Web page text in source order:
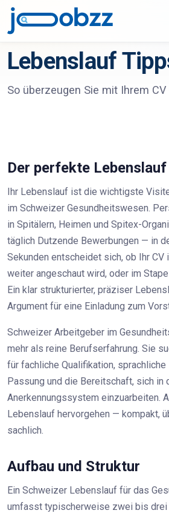
Lebenslauf
So überzeugen Sie mit Ihrem CV
Der perfekte Lebenslauf
Ihr Lebenslauf ist die wichtigste
im Schweizer Gesundheitswesen.
in Spitälern, Heimen und Spitex-
täglich Dutzende Bewerbungen — in
Sekunden entscheidet sich, ob Ihr CV
weiter angeschaut wird, oder im
Ein klar strukturierter, präziser
Argument für eine Einladung zum
Schweizer Arbeitgeber im
mehr als reine Berufserfahrung. Sie
für fachliche Qualifikation,
Passung und die Bereitschaft, sich in
Anerkennungssystem einzuarbeiten.
Lebenslauf hervorgehen — kompakt,
sachlich.
Aufbau und Struktur
Ein Schweizer Lebenslauf für das
umfasst typischerweise zwei bis drei